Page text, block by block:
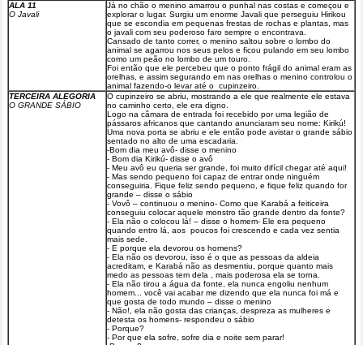
ALA 11
O Javali
Já no chão o menino amarrou o punhal nas costas e começou e
explorar o lugar. Surgiu um enorme Javali que perseguiu Hirikou
que se escondia em pequenas frestas de rochas e plantas, mas
o javali com seu poderoso faro sempre o encontrava.
Cansado de tanto correr, o menino saltou sobre o lombo do
animal se agarrou nos seus pelos e ficou pulando em seu lombo
como um peão no lombo de um touro.
Foi então que ele percebeu que o ponto frágil do animal eram as
orelhas, e assim segurando em nas orelhas o menino controlou o
animal fazendo-o levar até o cupinzeiro.
TERCEIRA ALEGORIA
O GRANDE SÁBIO
O cupinzeiro se abriu, mostrando a ele que realmente ele estava
no caminho certo, ele era digno.
Logo na câmara de entrada foi recebido por uma legião de
pássaros africanos que cantando anunciaram seu nome: Kirikú!
Uma nova porta se abriu e ele então pode avistar o grande sábio
sentado no alto de uma escadaria.
-Bom dia meu avô- disse o menino
- Bom dia Kirikú- disse o avô
- Meu avô eu queria ser grande, foi muito difícil chegar até aqui!
- Mas sendo pequeno foi capaz de entrar onde ninguém
conseguiria. Fique feliz sendo pequeno, e fique feliz quando for
grande – disse o sábio
- Vovô – continuou o menino- Como que Karabá a feiticeira
conseguiu colocar aquele monstro tão grande dentro da fonte?
- Ela não o colocou lá! – disse o homem- Ele era pequeno
quando entro lá, aos poucos foi crescendo e cada vez sentia
mais sede.
- E porque ela devorou os homens?
- Ela não os devorou, isso é o que as pessoas da aldeia
acreditam, e Karabá não as desmentiu, porque quanto mais
medo as pessoas tem dela , mais poderosa ela se torna.
- Ela não tirou a água da fonte, ela nunca engoliu nenhum
homem... você vai acabar me dizendo que ela nunca foi má e
que gosta de todo mundo – disse o menino
- Não!, ela não gosta das crianças, despreza as mulheres e
detesta os homens- respondeu o sábio
- Porque?
- Por que ela sofre, sofre dia e noite sem parar!